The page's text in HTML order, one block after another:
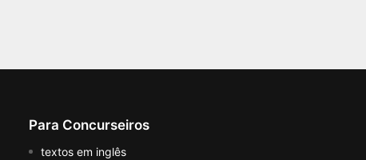
Para Concurseiros
textos em inglês